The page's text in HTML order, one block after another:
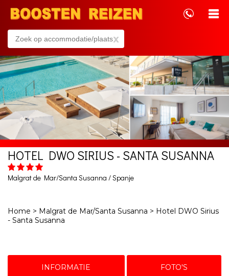
x
HOTEL DWO SIRIUS - SANTA SUSANNA
Malgrat de Mar/Santa Susanna / Spanje
Home > Malgrat de Mar/Santa Susanna > Hotel DWO Sirius
- Santa Susanna
INFORMATIE FOTO'S